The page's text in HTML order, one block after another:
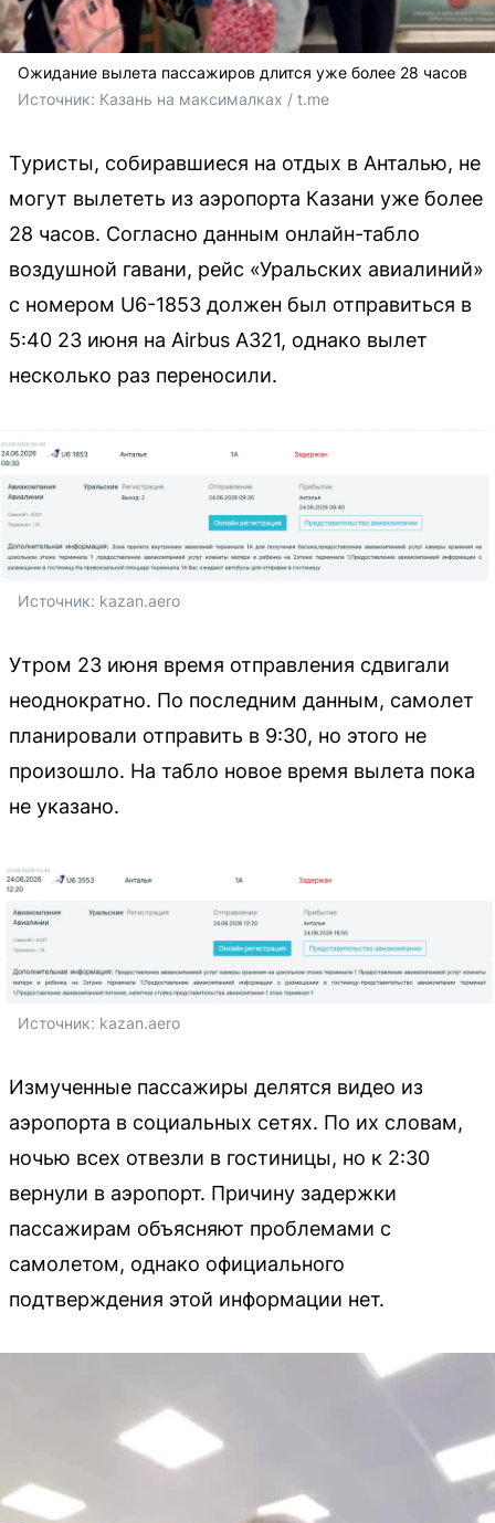
Ожидание вылета пассажиров длится уже более 28 часов
Источник: Казань на максималках / t.me
Туристы, собиравшиеся на отдых в Анталью, не
могут вылететь из аэропорта Казани уже более
28 часов. Согласно данным онлайн-табло
воздушной гавани, рейс «Уральских авиалиний»
с номером U6-1853 должен был отправиться в
5:40 23 июня на Airbus A321, однако вылет
несколько раз переносили.
Источник: kazan.aero
Утром 23 июня время отправления сдвигали
неоднократно. По последним данным, самолет
планировали отправить в 9:30, но этого не
произошло. На табло новое время вылета пока
не указано.
Источник: kazan.aero
Измученные пассажиры делятся видео из
аэропорта в социальных сетях. По их словам,
ночью всех отвезли в гостиницы, но к 2:30
вернули в аэропорт. Причину задержки
пассажирам объясняют проблемами с
самолетом, однако официального
подтверждения этой информации нет.